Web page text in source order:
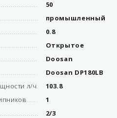
50
промышленный
0.8
Открытое
Doosan
Doosan DP180LB
л/ч
103.8
1
2/3